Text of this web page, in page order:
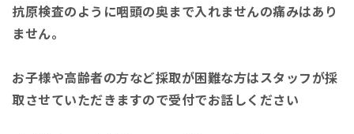
抗原検査のように咽頭の奥まで入れませんの痛みはあり
ません。
お子様や高齢者の方など採取が困難な方はスタッフが採
取させていただきますので受付でお話しください